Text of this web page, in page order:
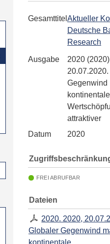
Gesamttitel Aktueller
Deutsche
Research
Ausgabe
2020 (2020)
Gegenwind
kontinentale
attraktiver
Datum
2020
FREI ABRUFBAR
Dateien
2020. 2020,
Globaler Gegenwind
kontinentale